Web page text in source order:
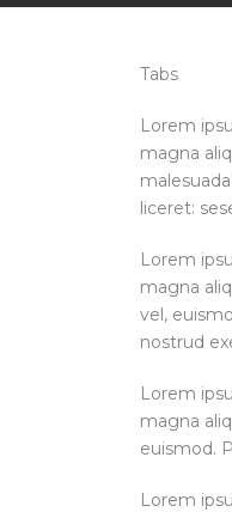
Tabs
Lorem
magna
liceret:
Lorem
magna
vel,
nostrud
Lorem
magna
euismod.
Lorem